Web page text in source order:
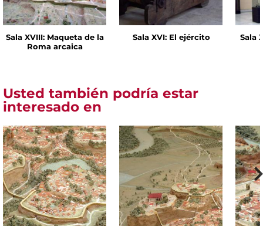
Sala XVIII: Maqueta de la
Roma arcaica
Sala XVI: El ejército Sala
Usted también podría estar
interesado en